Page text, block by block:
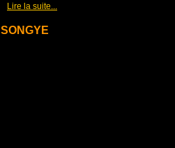
Lire la suite...
SONGYE